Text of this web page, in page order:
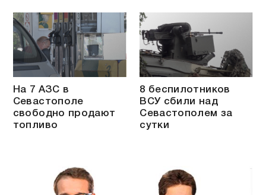
На 7 АЗС в
Севастополе
свободно продают
топливо
8 беспилотников
ВСУ сбили над
Севастополем за
сутки